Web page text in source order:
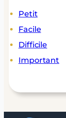
Petit
Facile
Difficile
Important